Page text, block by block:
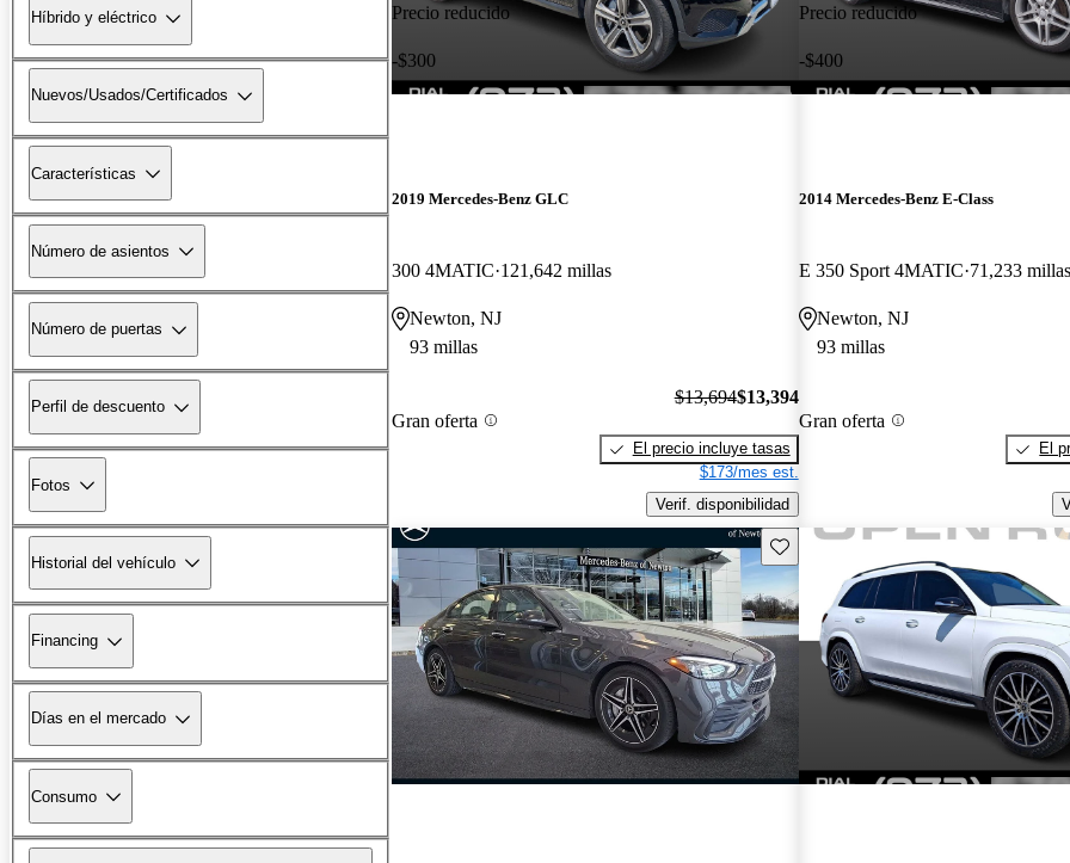
Híbrido y eléctrico
Nuevos/Usados/Certificados
Características
Número de asientos
Número de puertas
Perfil de descuento
Fotos
Historial del vehículo
Financing
Días en el mercado
Consumo
Precio reducido
-$300
2019 Mercedes-Benz GLC
300 4MATIC 121,642 millas
Newton, NJ
93 millas
Gran oferta
$13,694$13,394
El precio incluye tasas
$173/mes est.
Verif. disponibilidad
Precio reducido
-$400
2014 Mercedes-Benz E-Class
E 350 Sport 4MATIC 71,233 millas
Newton, NJ
93 millas
Gran oferta
El
Guarda este Aviso